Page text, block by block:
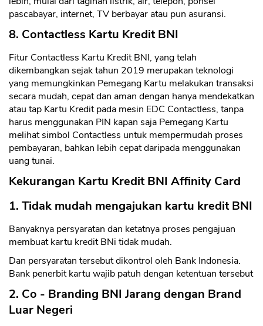
pascabayar, internet, TV berbayar atau pun asuransi.
8. Contactless Kartu Kredit BNI
Fitur Contactless Kartu Kredit BNI, yang telah
dikembangkan sejak tahun 2019 merupakan teknologi
yang memungkinkan Pemegang Kartu melakukan transaksi
secara mudah, cepat dan aman dengan hanya mendekatkan
atau tap Kartu Kredit pada mesin EDC Contactless, tanpa
harus menggunakan PIN kapan saja Pemegang Kartu
melihat simbol Contactless untuk mempermudah proses
pembayaran, bahkan lebih cepat daripada menggunakan
uang tunai.
Kekurangan Kartu Kredit BNI Affinity Card
1. Tidak mudah mengajukan kartu kredit BNI
Banyaknya persyaratan dan ketatnya proses pengajuan
membuat kartu kredit BNi tidak mudah.
Dan persyaratan tersebut dikontrol oleh Bank Indonesia.
Bank penerbit kartu wajib patuh dengan ketentuan tersebut
2. Co - Branding BNI Jarang dengan Brand
Luar Negeri
CANCEL